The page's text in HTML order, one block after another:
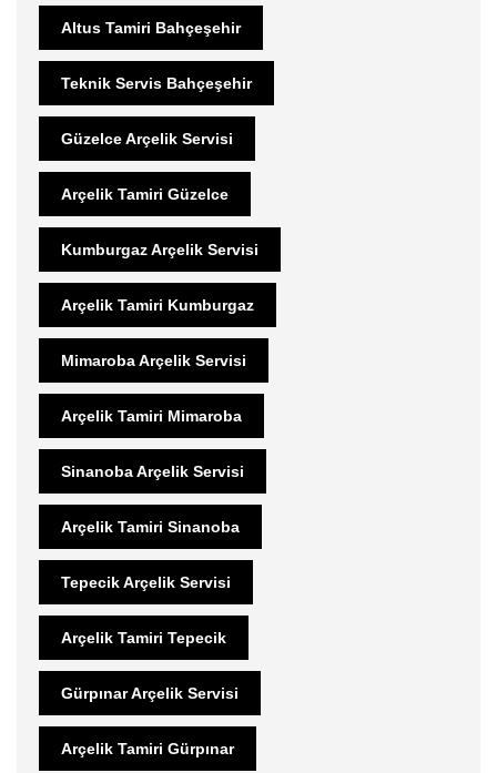
Altus Tamiri Bahçeşehir
Teknik Servis Bahçeşehir
Güzelce Arçelik Servisi
Arçelik Tamiri Güzelce
Kumburgaz Arçelik Servisi
Arçelik Tamiri Kumburgaz
Mimaroba Arçelik Servisi
Arçelik Tamiri Mimaroba
Sinanoba Arçelik Servisi
Arçelik Tamiri Sinanoba
Tepecik Arçelik Servisi
Arçelik Tamiri Tepecik
Gürpınar Arçelik Servisi
Arçelik Tamiri Gürpınar